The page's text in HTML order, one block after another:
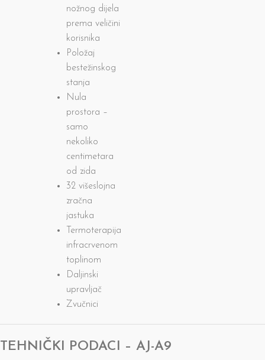
nožnog dijela
prema veličini
korisnika
Položaj
bestežinskog
stanja
Nula
prostora –
samo
nekoliko
centimetara
od zida
32 višeslojna
zračna
jastuka
Termoterapija
infracrvenom
toplinom
Daljinski
upravljač
Zvučnici
TEHNIČKI PODACI – AJ-A9